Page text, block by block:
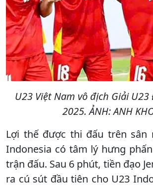
U23 Việt Nam vô địch Giải
2025. ẢNH: ANH
Lợi thế được thi đấu trên sân
Indonesia có tâm lý hưng
trận đấu. Sau 6 phút, tiền đạo
ra cú sút đầu tiên cho U23